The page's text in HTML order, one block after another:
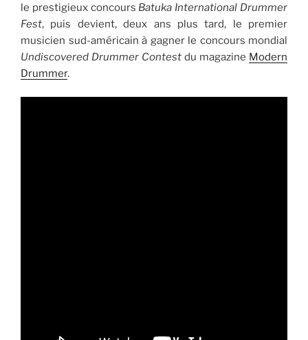
le prestigieux concours Batuka International Drummer
Fest, puis devient, deux ans plus tard, le premier
musicien sud-américain à gagner le concours mondial
Undiscovered Drummer Contest du magazine Modern
Drummer.